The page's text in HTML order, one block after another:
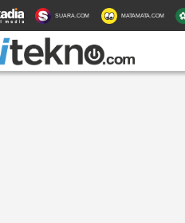
SUARA.COM MATAMATA.COM